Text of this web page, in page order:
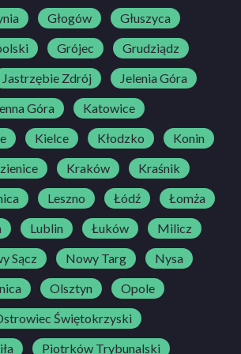
oddajemy pięć stanowisk
Głogów
Głuszyca
Grójec
Grudziądz
Jastrzębie Zdrój
Jelenia Góra
Góra
Katowice
Kielce Kłodzko
Konin
Kraków
Kraśnik
Leszno Łódź
Łomża
Lublin Łuków
Milicz
Sącz Nowy Targ
Nysa
Olsztyn
Opole
Świętokrzyski
Piotrków Trybunalski